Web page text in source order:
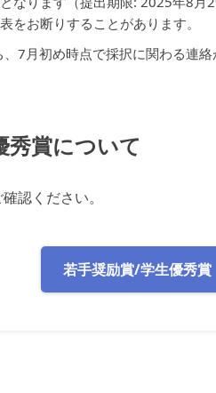
をお断りすることがあります。
7月初め時点で採択に関わる連
秀賞について
認ください。
若手奨励賞/学生優秀賞